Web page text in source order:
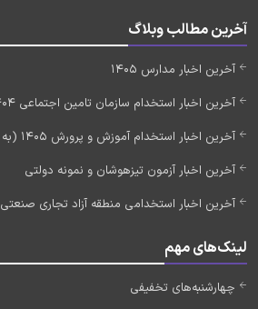
آخرین مطالب وبلاگ
آخرین اخبار مدارس 1405
آخرین اخبار استخدام سازمان تامین اجتماعی 1404 (به زودی)
آخرین اخبار استخدام آموزش و پرورش 1405 (به زودی)
آخرین اخبار آزمون تیزهوشان و نمونه دولتی
آخرین اخبار استخدامی منطقه آزاد تجاری صنعتی 1405
لینک‌های مهم
چهارشنبه‌های تخفیفی